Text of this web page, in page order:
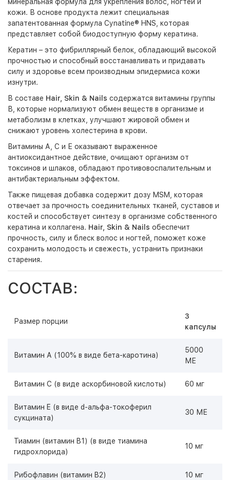
кожи. В основе продукта лежит специальная
запатентованная формула Cynatine® HNS, которая
представляет собой биодоступную форму кератина.
Кератин – это фибриллярный белок, обладающий высокой
прочностью и способный восстанавливать и придавать
силу и здоровье всем производным эпидермиса кожи
изнутри.
В составе Hair, Skin & Nails содержатся витамины группы
В, которые нормализуют обмен веществ в организме и
метаболизм в клетках, улучшают жировой обмен и
снижают уровень холестерина в крови.
Витамины А, С и Е оказывают выраженное
антиоксидантное действие, очищают организм от
токсинов и шлаков, обладают противовоспалительным и
антибактериальным эффектом.
Также пищевая добавка содержит дозу MSM, которая
отвечает за прочность соединительных тканей, суставов и
костей и способствует синтезу в организме собственного
кератина и коллагена. Hair, Skin & Nails обеспечит
прочность, силу и блеск волос и ногтей, поможет коже
сохранить молодость и свежесть, устранить признаки
старения.
СОСТАВ:
Размер порции
3
капсулы
Витамин А (100% в виде бета-каротина)
5000
МЕ
Витамин С (в виде аскорбиновой кислоты) 60 мг
Витамин E (в виде d-альфа-токоферил
сукцината)
30 МЕ
Тиамин (витамин B1) (в виде тиамина
гидрохлорида)
10 мг
Рибофлавин (витамин B2) 10 мг